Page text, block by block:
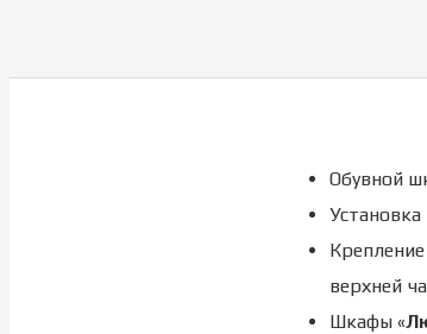
Обувной
верхней
Шкафы «